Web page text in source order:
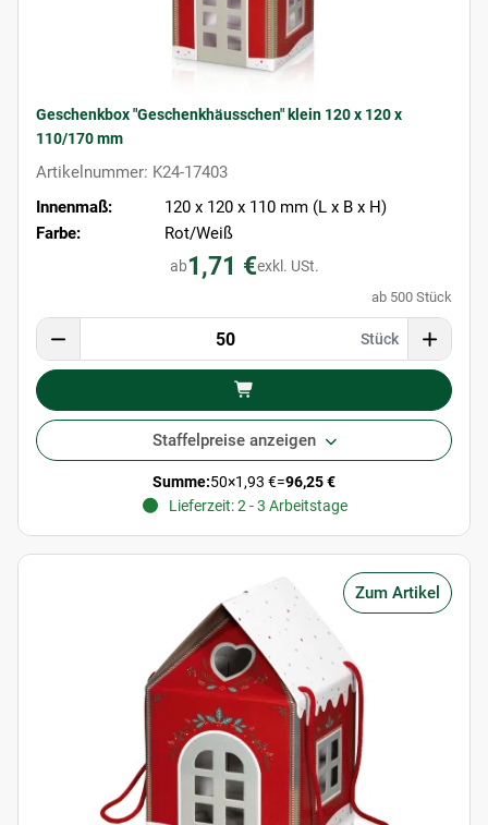
Geschenkbox "Geschenkhäusschen" klein 120 x 120 x
110/170 mm
Artikelnummer: K24-17403
Innenmaß:
120 x 120 x 110 mm (L x B x H)
Farbe:
Rot/Weiß
ab1,71 €exkl. USt.
ab 500 Stück
Stück
Staffelpreise anzeigen
Summe:50×1,93 €=96,25 €
Lieferzeit: 2 - 3 Arbeitstage
Zum Artikel